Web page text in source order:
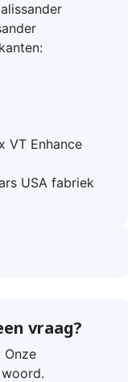
VT Enhance
USA fabriek
vraag?
Onze